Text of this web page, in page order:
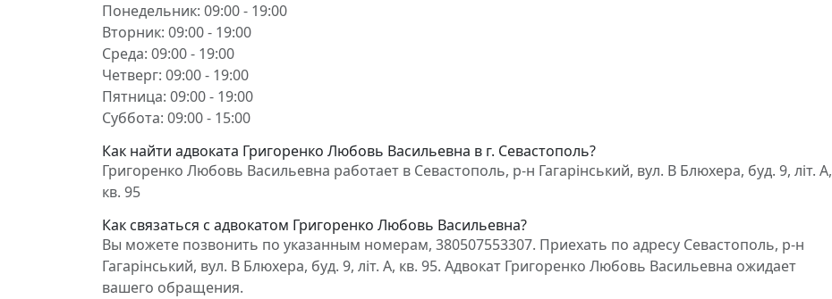
Понедельник: 09:00 - 19:00
Вторник: 09:00 - 19:00
Среда: 09:00 - 19:00
Четверг: 09:00 - 19:00
Пятница: 09:00 - 19:00
Суббота: 09:00 - 15:00
Как найти адвоката Григоренко Любовь Васильевна в г. Севастополь?
Григоренко Любовь Васильевна работает в Севастополь, р-н Гагарінський, вул. В Блюхера, буд. 9, літ. А,
кв. 95
Как связаться с адвокатом Григоренко Любовь Васильевна?
Вы можете позвонить по указанным номерам, 380507553307. Приехать по адресу Севастополь, р-н
Гагарінський, вул. В Блюхера, буд. 9, літ. А, кв. 95. Адвокат Григоренко Любовь Васильевна ожидает
вашего обращения.